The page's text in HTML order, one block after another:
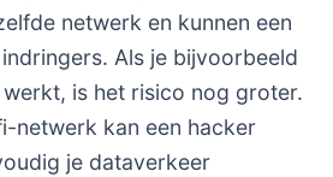
netwerk en kunnen een
Als je bijvoorbeeld
is het risico nog groter.
netwerk kan een hacker
je dataverkeer